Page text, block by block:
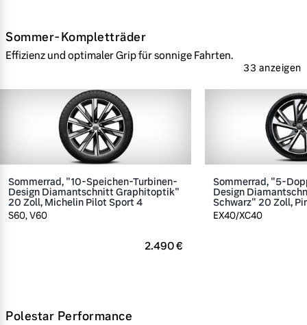
Sommer-Kompletträder
Effizienz und optimaler Grip für sonnige Fahrten.
33 anzeigen
Sommerrad, "10-Speichen-Turbinen-
Design Diamantschnitt Graphitoptik"
20 Zoll, Michelin Pilot Sport 4
S60, V60
2.490 €
Sommerrad, "5-
Design
Schwarz" 20 Zoll,
EX40/XC40
Polestar Performance